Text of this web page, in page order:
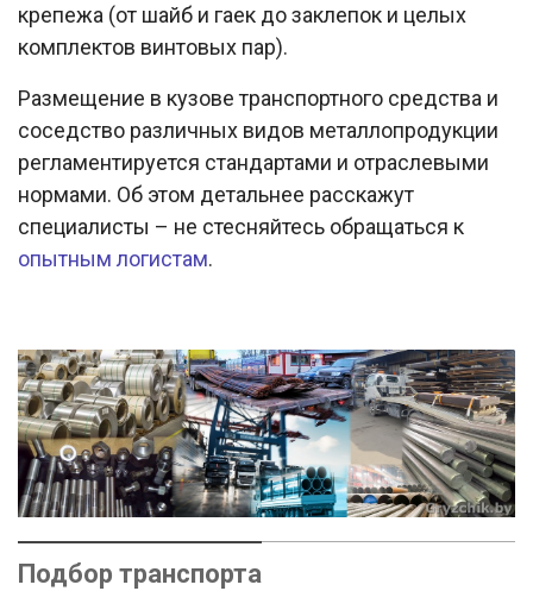
крепежа (от шайб и гаек до заклепок и целых
комплектов винтовых пар).
Размещение в кузове транспортного средства и
соседство различных видов металлопродукции
регламентируется стандартами и отраслевыми
нормами. Об этом детальнее расскажут
специалисты – не стесняйтесь обращаться к
опытным логистам.
Подбор транспорта